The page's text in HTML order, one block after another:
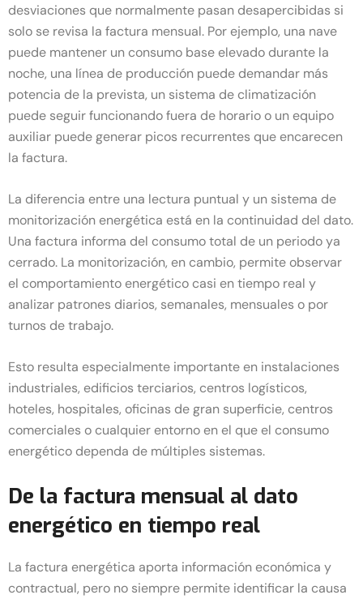
desviaciones que normalmente pasan desapercibidas si
solo se revisa la factura mensual. Por ejemplo, una nave
puede mantener un consumo base elevado durante la
noche, una línea de producción puede demandar más
potencia de la prevista, un sistema de climatización
puede seguir funcionando fuera de horario o un equipo
auxiliar puede generar picos recurrentes que encarecen
la factura.
La diferencia entre una lectura puntual y un sistema de
monitorización energética está en la continuidad del dato.
Una factura informa del consumo total de un periodo ya
cerrado. La monitorización, en cambio, permite observar
el comportamiento energético casi en tiempo real y
analizar patrones diarios, semanales, mensuales o por
turnos de trabajo.
Esto resulta especialmente importante en instalaciones
industriales, edificios terciarios, centros logísticos,
hoteles, hospitales, oficinas de gran superficie, centros
comerciales o cualquier entorno en el que el consumo
energético dependa de múltiples sistemas.
De la factura mensual al dato
energético en tiempo real
La factura energética aporta información económica y
contractual, pero no siempre permite identificar la causa